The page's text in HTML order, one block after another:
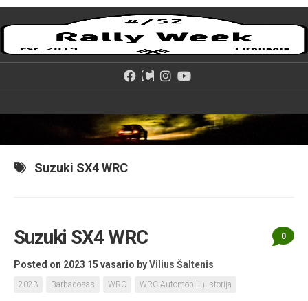
Skip
to
Suzuki SX4 WRC
Suzuki SX4 WRC
Posted on 2023 15 vasario byVilius Šaltenis
2023 Barbadosas WRC WRC Automobilių istorija
0